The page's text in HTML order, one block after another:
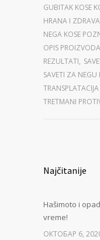
GUBITAK KOSE
HRANA I
NEGA KOSE
OPIS
REZULTATI,
SAVETI ZA NEGU
TRETMANI
Najčitanije
Hašimoto i
vreme!
ОКТОБАР 6,